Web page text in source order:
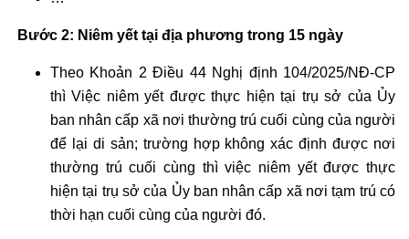
tố
ngoài
Bước 2: Niêm yết tại địa phương trong 15 ngày
Theo Khoản 2 Điều 44 Nghị định 104/2025/NĐ-CP
thì Việc niêm yết được thực hiện tại trụ sở của Ủy
ban nhân cấp xã nơi thường trú cuối cùng của người
để lại di sản; trường hợp không xác định được nơi
thường trú cuối cùng thì việc niêm yết được thực
hiện tại trụ sở của Ủy ban nhân cấp xã nơi tạm trú có
thời hạn cuối cùng của người đó.